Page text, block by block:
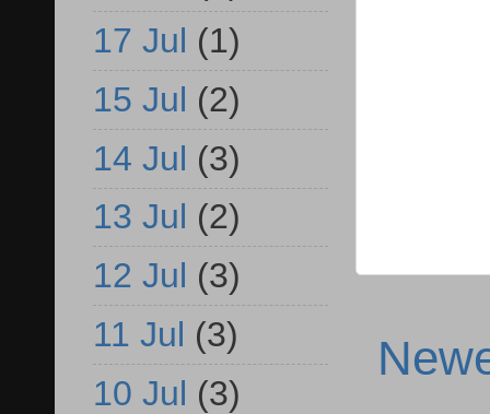
17 Jul (1)
15 Jul (2)
14 Jul (3)
13 Jul (2)
12 Jul (3)
11 Jul (3)
10 Jul (3)